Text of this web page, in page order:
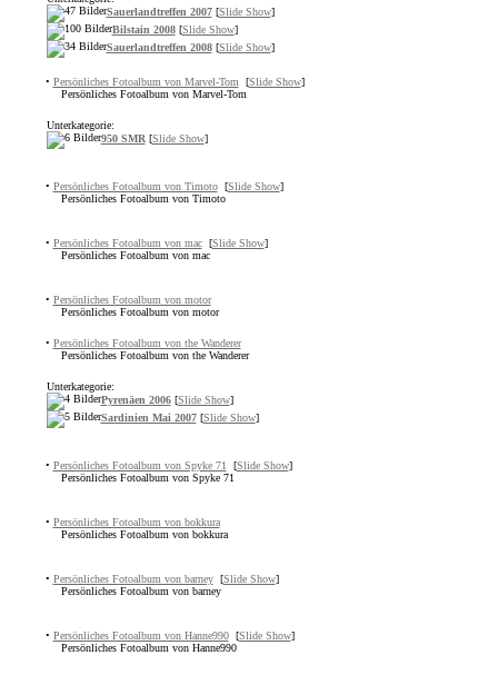
Sauerlandtreffen 2007[Slide Show]
Bilstain 2008[Slide Show]
Sauerlandtreffen 2008[Slide Show]
• Persönliches Fotoalbum von Marvel-Tom [Slide Show]
Persönliches Fotoalbum von Marvel-Tom
Unterkategorie:
950 SMR[Slide Show]
• Persönliches Fotoalbum von Timoto [Slide Show]
Persönliches Fotoalbum von Timoto
• Persönliches Fotoalbum von mac [Slide Show]
Persönliches Fotoalbum von mac
• Persönliches Fotoalbum von motor
Persönliches Fotoalbum von motor
• Persönliches Fotoalbum von the Wanderer
Persönliches Fotoalbum von the Wanderer
Unterkategorie:
Pyrenäen 2006[Slide Show]
Sardinien Mai 2007[Slide Show]
• Persönliches Fotoalbum von Spyke 71 [Slide Show]
Persönliches Fotoalbum von Spyke 71
• Persönliches Fotoalbum von bokkura
Persönliches Fotoalbum von bokkura
• Persönliches Fotoalbum von barney [Slide Show]
Persönliches Fotoalbum von barney
• Persönliches Fotoalbum von Hanne990 [Slide Show]
Persönliches Fotoalbum von Hanne990